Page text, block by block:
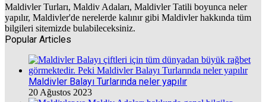
Maldivler Turları, Maldiv Adaları, Maldivler Tatili boyunca neler
yapılır, Maldivler'de nerelerde kalınır gibi Maldivler hakkında tüm
bilgileri sitemizde bulabileceksiniz.
Popular Articles
Maldivler Balayı Turlarında neler yapılır
20 Ağustos 2023